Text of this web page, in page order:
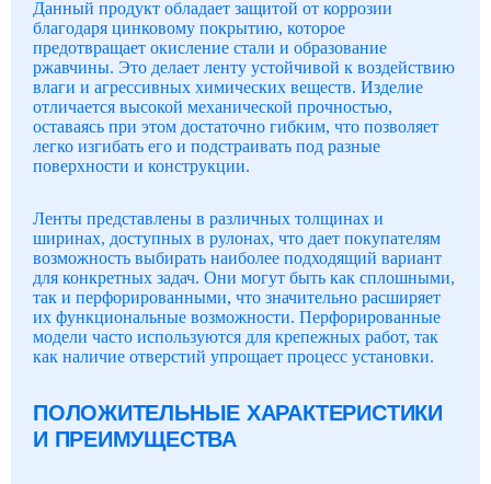
Данный продукт обладает защитой от коррозии
благодаря цинковому покрытию, которое
предотвращает окисление стали и образование
ржавчины. Это делает ленту устойчивой к воздействию
влаги и агрессивных химических веществ. Изделие
отличается высокой механической прочностью,
оставаясь при этом достаточно гибким, что позволяет
легко изгибать его и подстраивать под разные
поверхности и конструкции.
Ленты представлены в различных толщинах и
ширинах, доступных в рулонах, что дает покупателям
возможность выбирать наиболее подходящий вариант
для конкретных задач. Они могут быть как сплошными,
так и перфорированными, что значительно расширяет
их функциональные возможности. Перфорированные
модели часто используются для крепежных работ, так
как наличие отверстий упрощает процесс установки.
ПОЛОЖИТЕЛЬНЫЕ ХАРАКТЕРИСТИКИ
И ПРЕИМУЩЕСТВА